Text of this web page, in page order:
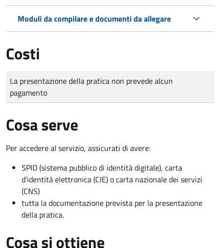
Moduli da compilare e documenti da allegare
Costi
Tipo di pagamento
Importo
La presentazione della pratica non prevede alcun
pagamento
Cosa serve
Per accedere al servizio, assicurati di avere:
SPID (sistema pubblico di identità digitale), carta
d’identità elettronica (CIE) o carta nazionale dei servizi
(CNS)
tutta la documentazione prevista per la presentazione
della pratica.
Cosa si ottiene